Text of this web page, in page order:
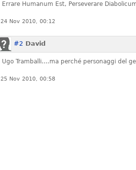
Errare Humanum Est, Perseverare
24 Nov 2010, 00:12
#2 David
Ugo Tramballi….ma perché personaggi del
25 Nov 2010, 00:58